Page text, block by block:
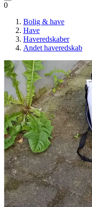
0
Bolig & have
Have
Haveredskaber
Andet haveredskab